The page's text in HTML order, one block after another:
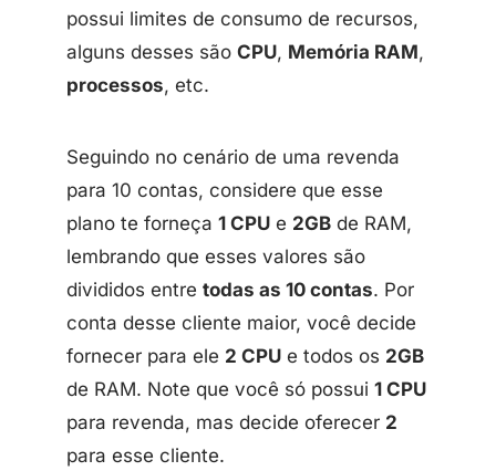
possui limites de consumo de recursos,
alguns desses são CPU, Memória RAM,
processos, etc.
Seguindo no cenário de uma revenda
para 10 contas, considere que esse
plano te forneça 1 CPU e 2GB de RAM,
lembrando que esses valores são
divididos entre todas as 10 contas. Por
conta desse cliente maior, você decide
fornecer para ele 2 CPU e todos os 2GB
de RAM. Note que você só possui 1 CPU
para revenda, mas decide oferecer 2
para esse cliente.